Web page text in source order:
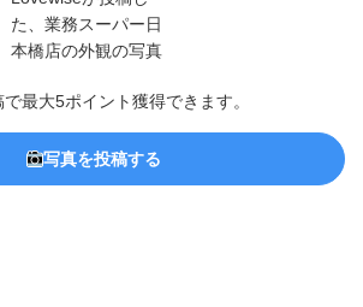
最大5ポイント獲得できます。
写真を投稿する